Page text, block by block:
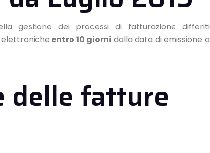
gestione dei processi di fatturazione differiti
entro 10 giorni dalla data di emissione a
delle fatture